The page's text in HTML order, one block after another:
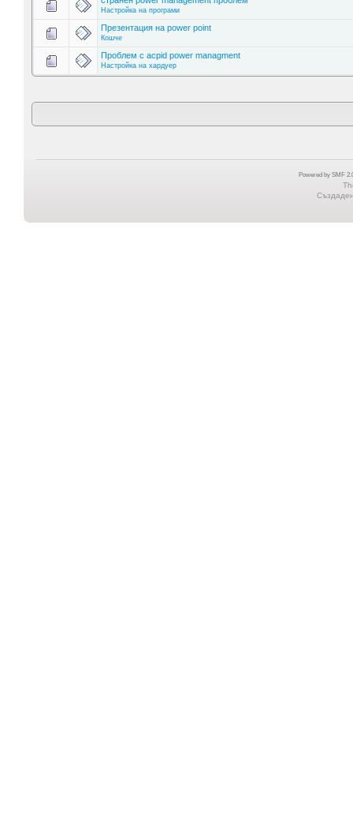
Настройка на програми
Презентация на power point
Кошче
Проблем с acpid power managment
Настройка на хардуер
Powered by SMF